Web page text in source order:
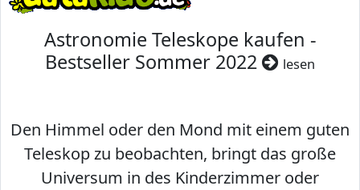
Astronomie Teleskope kaufen -
Bestseller Sommer 2022
lesen
Den Himmel oder den Mond mit einem guten
Teleskop zu beobachten, bringt das große
Universum in des Kinderzimmer oder